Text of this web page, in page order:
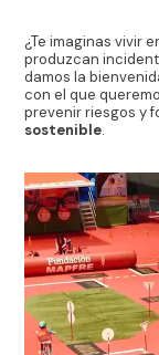
¿Te imaginas vivir
produzcan
damos la
con el que
prevenir riesgos y
sostenible.